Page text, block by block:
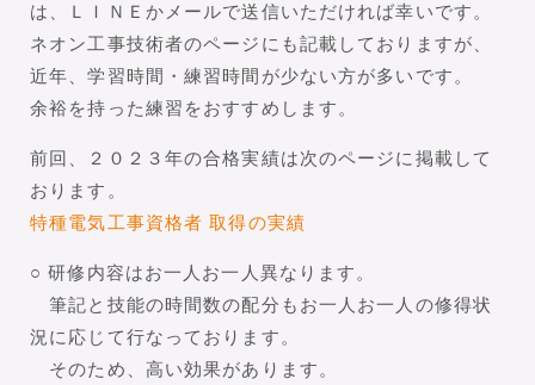
は、ＬＩＮＥかメールで送信いただければ幸いです。
ネオン工事技術者のページにも記載しておりますが、
近年、学習時間・練習時間が少ない方が多いです。
余裕を持った練習をおすすめします。
前回、２０２３年の合格実績は次のページに掲載して
おります。
特種電気工事資格者 取得の実績
○ 研修内容はお一人お一人異なります。
筆記と技能の時間数の配分もお一人お一人の修得状
況に応じて行なっております。
そのため、高い効果があります。